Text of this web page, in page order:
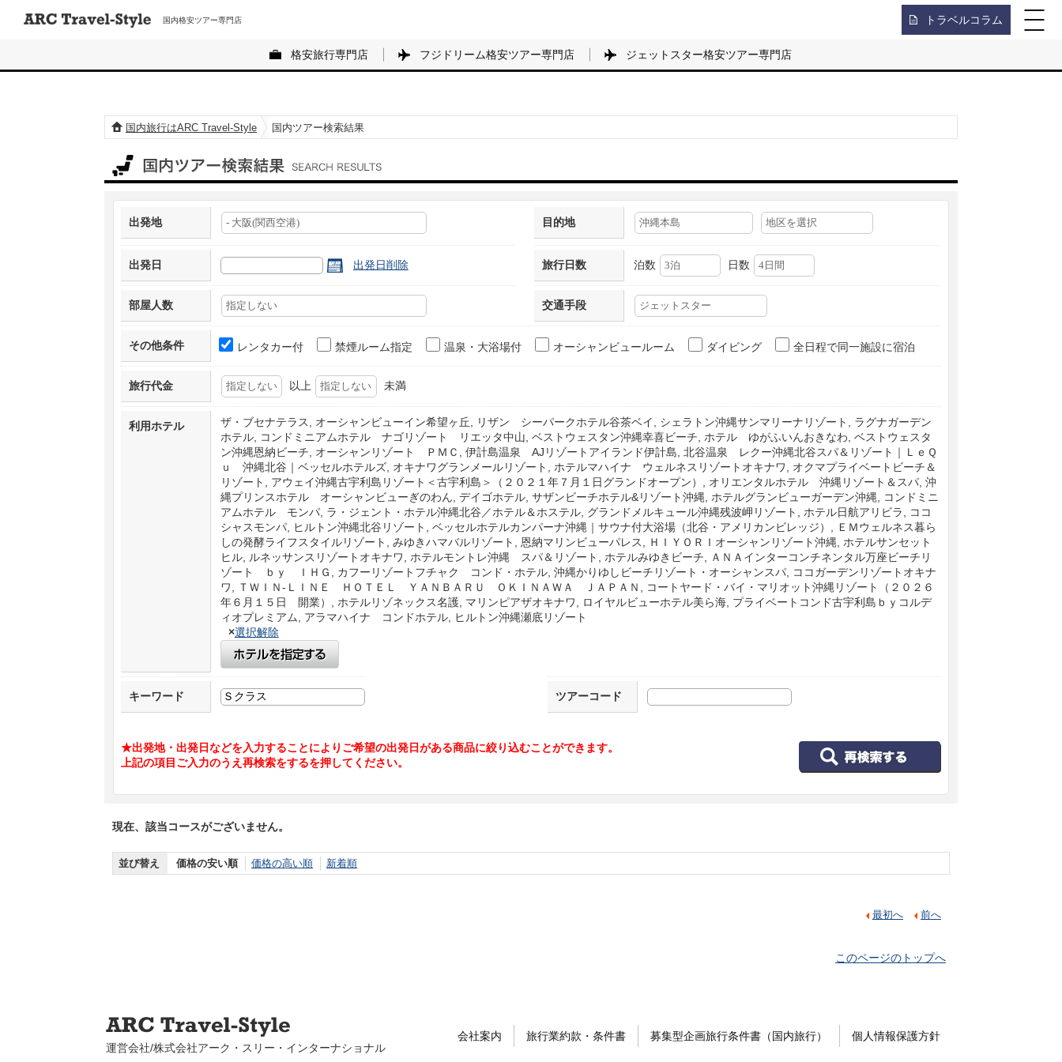
国内格安ツアー専門店 トラベルコラム
格安旅行専門店 フジドリーム格安ツアー専門店 ジェットスター格安ツアー専門店
国内旅行はARC Travel-Style 国内ツアー検索結果
出発地
出発日 出発日削除
部屋人数
目的地
旅行日数 泊数 日数
交通手段
その他条件 レンタカー付 禁煙ルーム指定 温泉・大浴場付 オーシャンビュールーム ダイビング 全日程で同一施設に宿泊
旅行代金 以上 未満
利用ホテル
ザ・ブセナテラス, オーシャンビューイン希望ヶ丘, リザン シーパークホテル谷茶ベイ, シェラトン沖縄サンマリーナリゾート, ラグナガーデン
ホテル, コンドミニアムホテル ナゴリゾート リエッタ中山, ベストウェスタン沖縄幸喜ビーチ, ホテル ゆがふいんおきなわ, ベストウェスタ
ン沖縄恩納ビーチ, オーシャンリゾート ＰＭＣ, 伊計島温泉 AJリゾートアイランド伊計島, 北谷温泉 レクー沖縄北谷スパ＆リゾート｜ＬｅＱ
ｕ 沖縄北谷｜ベッセルホテルズ, オキナワグランメールリゾート, ホテルマハイナ ウェルネスリゾートオキナワ, オクマプライベートビーチ＆
リゾート, アウェイ沖縄古宇利島リゾート＜古宇利島＞（２０２１年７月１日グランドオープン）, オリエンタルホテル 沖縄リゾート＆スパ, 沖
縄プリンスホテル オーシャンビューぎのわん, デイゴホテル, サザンビーチホテル&リゾート沖縄, ホテルグランビューガーデン沖縄, コンドミニ
アムホテル モンパ, ラ・ジェント・ホテル沖縄北谷／ホテル＆ホステル, グランドメルキュール沖縄残波岬リゾート, ホテル日航アリビラ, ココ
シャスモンパ, ヒルトン沖縄北谷リゾート, ベッセルホテルカンパーナ沖縄｜サウナ付大浴場（北谷・アメリカンビレッジ）, ＥＭウェルネス暮ら
しの発酵ライフスタイルリゾート, みゆきハマバルリゾート, 恩納マリンビューパレス, ＨＩＹＯＲＩオーシャンリゾート沖縄, ホテルサンセット
ヒル, ルネッサンスリゾートオキナワ, ホテルモントレ沖縄 スパ＆リゾート, ホテルみゆきビーチ, ＡＮＡインターコンチネンタル万座ビーチリ
ゾート ｂｙ ＩＨＧ, カフーリゾートフチャク コンド・ホテル, 沖縄かりゆしビーチリゾート・オーシャンスパ, ココガーデンリゾートオキナ
ワ, ＴＷＩＮ-ＬＩＮＥ ＨＯＴＥＬ ＹＡＮＢＡＲＵ ＯＫＩＮＡＷＡ ＪＡＰＡＮ, コートヤード・バイ・マリオット沖縄リゾート（２０２６
年６月１５日 開業）, ホテルリゾネックス名護, マリンピアザオキナワ, ロイヤルビューホテル美ら海, プライベートコンド古宇利島ｂｙコルデ
ィオプレミアム, アラマハイナ コンドホテル, ヒルトン沖縄瀬底リゾート
×選択解除
キーワード ツアーコード
★出発地・出発日などを入力することによりご希望の出発日がある商品に絞り込むことができます。
上記の項目ご入力のうえ再検索をするを押してください。
現在、該当コースがございません。
並び替え 価格の安い順 価格の高い順 新着順
最初へ 前へ
このページのトップへ
運営会社/株式会社アーク・スリー・インターナショナル
会社案内 旅行業約款・条件書 募集型企画旅行条件書（国内旅行） 個人情報保護方針